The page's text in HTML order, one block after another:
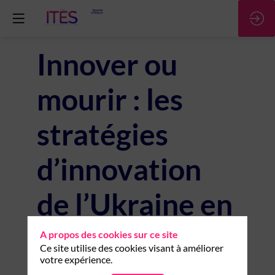
Innover ou
mourir : les
stratégies
d’innovation
de l’Ukraine en
guerre, une
A propos des cookies sur ce site
Ce site utilise des cookies visant à améliorer
votre expérience.